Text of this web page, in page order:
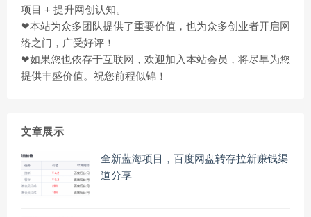
项目 + 提升网创认知。
❤本站为众多团队提供了重要价值，也为众多创业者开启网
络之门，广受好评！
❤如果您也依存于互联网，欢迎加入本站会员，将尽早为您
提供丰盛价值。祝您前程似锦！
文章展示
全新蓝海项目，百度网盘转存拉新赚钱渠
道分享